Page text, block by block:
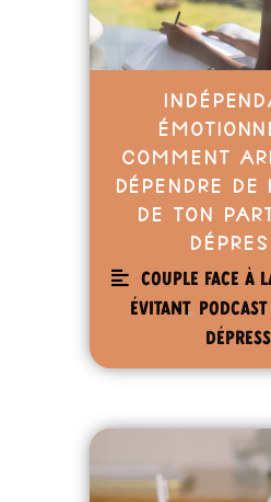
comment
dépendre de
de ton
Couple face à
Évitant,